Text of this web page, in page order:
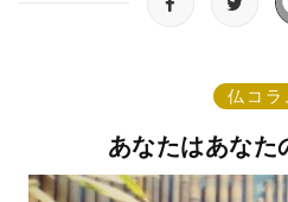
仏コラ
あなたはあなた